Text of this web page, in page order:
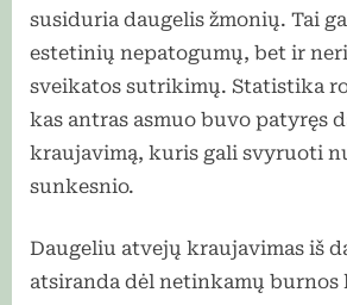
susiduria daugelis žmonių. Tai
estetinių nepatogumų, bet ir
sveikatos sutrikimų. Statistika
kas antras asmuo buvo patyręs
kraujavimą, kuris gali svyruoti
sunkesnio.
Daugeliu atvejų kraujavimas iš
atsiranda dėl netinkamų burnos